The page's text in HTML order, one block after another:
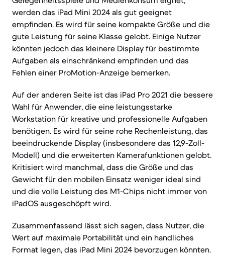
werden das iPad Mini 2024 als gut geeignet
empfinden. Es wird für seine kompakte Größe und die
gute Leistung für seine Klasse gelobt. Einige Nutzer
könnten jedoch das kleinere Display für bestimmte
Aufgaben als einschränkend empfinden und das
Fehlen einer ProMotion-Anzeige bemerken.
Auf der anderen Seite ist das iPad Pro 2021 die bessere
Wahl für Anwender, die eine leistungsstarke
Workstation für kreative und professionelle Aufgaben
benötigen. Es wird für seine rohe Rechenleistung, das
beeindruckende Display (insbesondere das 12,9-Zoll-
Modell) und die erweiterten Kamerafunktionen gelobt.
Kritisiert wird manchmal, dass die Größe und das
Gewicht für den mobilen Einsatz weniger ideal sind
und die volle Leistung des M1-Chips nicht immer von
iPadOS ausgeschöpft wird.
Zusammenfassend lässt sich sagen, dass Nutzer, die
Wert auf maximale Portabilität und ein handliches
Format legen, das iPad Mini 2024 bevorzugen könnten.